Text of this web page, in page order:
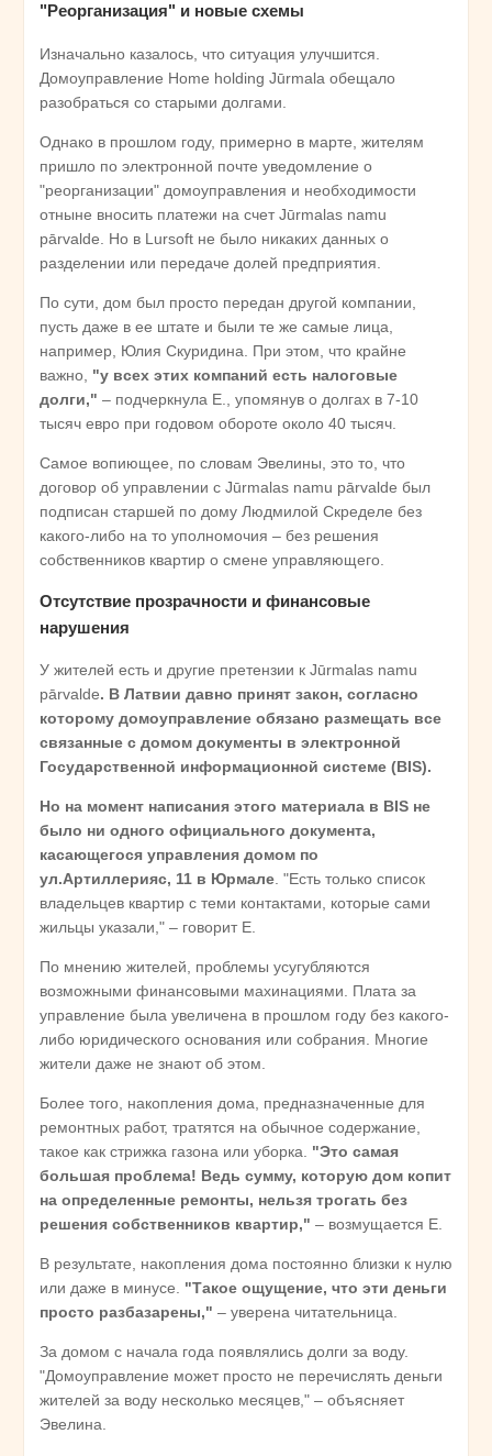
"Реорганизация" и новые схемы
Изначально казалось, что ситуация улучшится.
Домоуправление Home holding Jūrmala обещало
разобраться со старыми долгами.
Однако в прошлом году, примерно в марте, жителям
пришло по электронной почте уведомление о
"реорганизации" домоуправления и необходимости
отныне вносить платежи на счет Jūrmalas namu
pārvalde. Но в Lursoft не было никаких данных о
разделении или передаче долей предприятия.
По сути, дом был просто передан другой компании,
пусть даже в ее штате и были те же самые лица,
например, Юлия Скуридина. При этом, что крайне
важно, "у всех этих компаний есть налоговые
долги," – подчеркнула Е., упомянув о долгах в 7-10
тысяч евро при годовом обороте около 40 тысяч.
Самое вопиющее, по словам Эвелины, это то, что
договор об управлении с Jūrmalas namu pārvalde был
подписан старшей по дому Людмилой Скределе без
какого-либо на то уполномочия – без решения
собственников квартир о смене управляющего.
Отсутствие прозрачности и финансовые
нарушения
У жителей есть и другие претензии к Jūrmalas namu
pārvalde. В Латвии давно принят закон, согласно
которому домоуправление обязано размещать все
связанные с домом документы в электронной
Государственной информационной системе (BIS).
Но на момент написания этого материала в BIS не
было ни одного официального документа,
касающегося управления домом по
ул.Артиллерияс, 11 в Юрмале. "Есть только список
владельцев квартир с теми контактами, которые сами
жильцы указали," – говорит Е.
По мнению жителей, проблемы усугубляются
возможными финансовыми махинациями. Плата за
управление была увеличена в прошлом году без какого-
либо юридического основания или собрания. Многие
жители даже не знают об этом.
Более того, накопления дома, предназначенные для
ремонтных работ, тратятся на обычное содержание,
такое как стрижка газона или уборка. "Это самая
большая проблема! Ведь сумму, которую дом копит
на определенные ремонты, нельзя трогать без
решения собственников квартир," – возмущается Е.
В результате, накопления дома постоянно близки к нулю
или даже в минусе. "Такое ощущение, что эти деньги
просто разбазарены," – уверена читательница.
За домом с начала года появлялись долги за воду.
"Домоуправление может просто не перечислять деньги
жителей за воду несколько месяцев," – объясняет
Эвелина.